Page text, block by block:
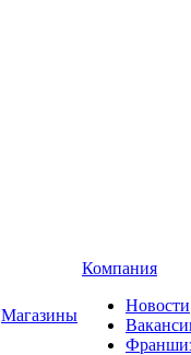
Магазины
Компания
Новости